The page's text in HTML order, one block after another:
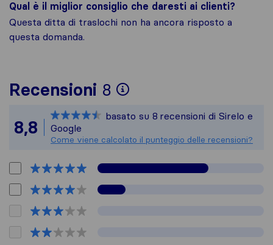
Qual è il miglior consiglio che daresti ai clienti?
Questa ditta di traslochi non ha ancora risposto a
questa domanda.
Recensioni 8
Per avere un
Tutte le recensioni
8,8
basato su 8 recensioni di Sirelo e
Google
Come viene calcolato il punteggio delle recensioni?